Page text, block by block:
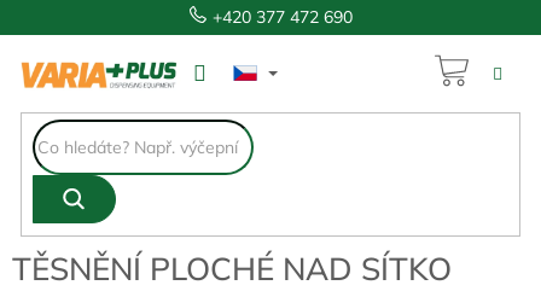
na
+420 377 472 690
TĚSNĚNÍ PLOCHÉ NAD SÍTKO
4,90 Kč